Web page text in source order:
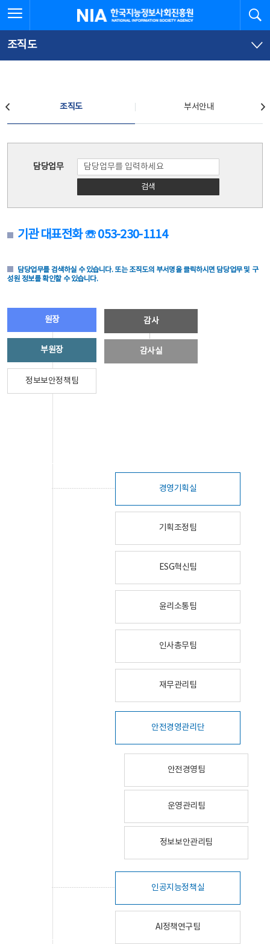
문
로
가
체
뉴
바
가
한국지능정보사회진흥원
조직도
조직도 부서안내
담당업무
검색
기관 대표전화 ☏ 053-230-1114
담당업무를 검색하실 수 있습니다. 또는 조직도의 부서명을 클릭하시면 담당업무 및 구
성원 정보를 확인할 수 있습니다.
원장
부원장
정보보안정책팀
감사
감사실
경영기획실
기획조정팀
ESG혁신팀
윤리소통팀
인사총무팀
재무관리팀
안전경영관리단
안전경영팀
운영관리팀
정보보안관리팀
인공지능정책실
AI정책연구팀